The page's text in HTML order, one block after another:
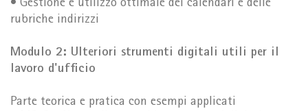
• Gestione e utilizzo ottimale dei calendari e delle
rubriche indirizzi
Modulo 2: Ulteriori strumenti digitali utili per il
lavoro d'ufficio
Parte teorica e pratica con esempi applicati